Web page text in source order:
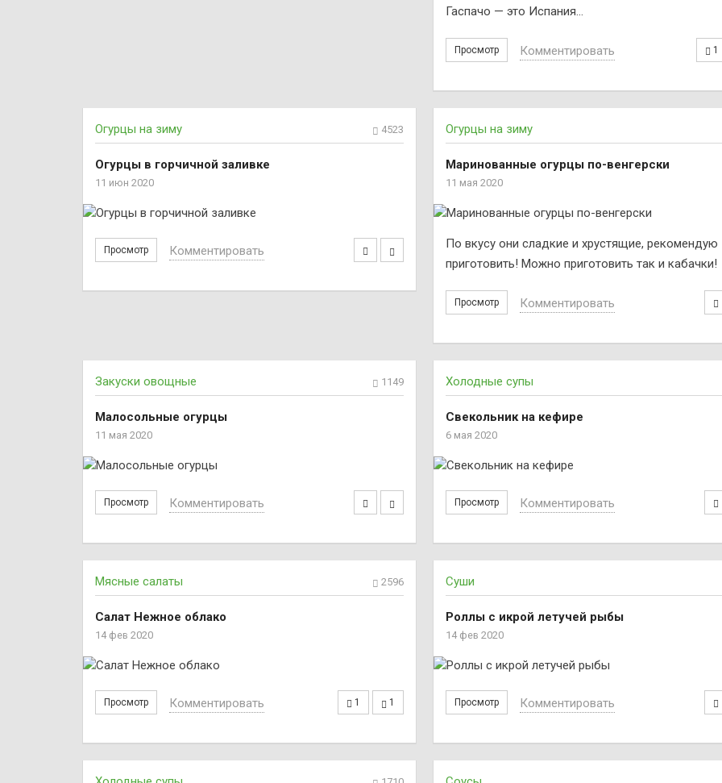
Гаспачо — это Испания…
Просмотр 1
Комментировать
Огурцы на зиму 4523
Огурцы в горчичной заливке
11 июн 2020
Просмотр Комментировать
Огурцы на зиму
Маринованные огурцы по-венгерски
11 мая 2020
По вкусу они сладкие и хрустящие, рекомендую
приготовить! Можно приготовить так и кабачки!
Просмотр Комментировать
Закуски овощные 1149
Малосольные огурцы
11 мая 2020
Просмотр Комментировать
Холодные супы
Свекольник на кефире
6 мая 2020
Просмотр Комментировать
Мясные салаты 2596
Салат Нежное облако
14 фев 2020
Просмотр 1 1
Комментировать
Суши
Роллы с икрой летучей рыбы
14 фев 2020
Просмотр Комментировать